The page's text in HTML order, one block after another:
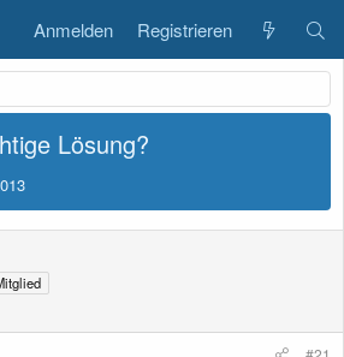
Anmelden Registrieren
Lösung?